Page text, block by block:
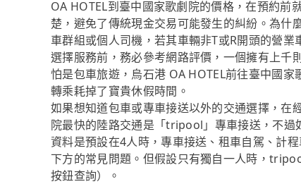
OA HOTEL到臺中國家歌劇院的價格，在預約
楚，避免了傳統現金交易可能發生的糾紛。為
車群組或個人司機，若其車輛非T或R開頭的營
選擇服務前，務必參考網路評價，一個擁有上千
怕是包車旅遊，烏石港 OA HOTEL前往臺中國
轉乘耗掉了寶貴休假時間。
如果想知道包車或專車接送以外的交通選擇，在
院最快的陸路交通是「tripool」專車接送，不
資料是預設在4人時，專車接送、租車自駕、計
下方的常見問題。但假設只有獨自一人時，
按鈕查詢）。